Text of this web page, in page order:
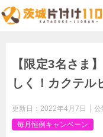
【限定3名さま
しく！カクテル
更新日： 2022年4月7日 公
毎月恒例キャンペーン